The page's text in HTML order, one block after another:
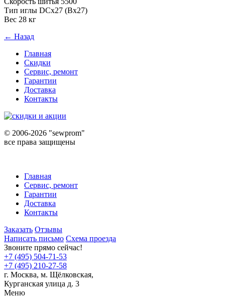
Тип иглы DCx27 (Bx27)
Вес 28 кг
← Назад
Главная
Скидки
Сервис, ремонт
Гарантии
Доставка
Контакты
© 2006-2026 "sewprom"
все права защищены
Главная
Сервис, ремонт
Гарантии
Доставка
Контакты
Заказать Отзывы
Написать письмо Схема проезда
Звоните прямо сейчас!
+7 (495) 504-71-53
+7 (495) 210-27-58
г. Москва, м. Щёлковская,
Курганская улица д. 3
Меню